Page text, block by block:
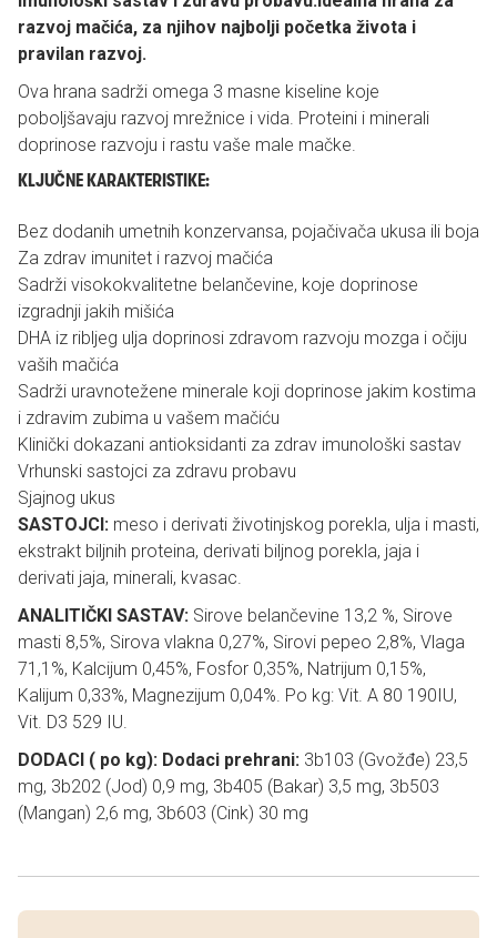
razvoj mačića, za njihov najbolji početka života i
pravilan razvoj.
Ova hrana sadrži omega 3 masne kiseline koje
poboljšavaju razvoj mrežnice i vida. Proteini i minerali
doprinose razvoju i rastu vaše male mačke.
KLJUČNE KARAKTERISTIKE:
Bez dodanih umetnih konzervansa, pojačivača ukusa ili boja
Za zdrav imunitet i razvoj mačića
Sadrži visokokvalitetne belančevine, koje doprinose
izgradnji jakih mišića
DHA iz ribljeg ulja doprinosi zdravom razvoju mozga i očiju
vaših mačića
Sadrži uravnotežene minerale koji doprinose jakim kostima
i zdravim zubima u vašem mačiću
Klinički dokazani antioksidanti za zdrav imunološki sastav
Vrhunski sastojci za zdravu probavu
Sjajnog ukus
SASTOJCI: meso i derivati životinjskog porekla, ulja i masti,
ekstrakt biljnih proteina, derivati biljnog porekla, jaja i
derivati jaja, minerali, kvasac.
ANALITIČKI SASTAV: Sirove belančevine 13,2 %, Sirove
masti 8,5%, Sirova vlakna 0,27%, Sirovi pepeo 2,8%, Vlaga
71,1%, Kalcijum 0,45%, Fosfor 0,35%, Natrijum 0,15%,
Kalijum 0,33%, Magnezijum 0,04%. Po kg: Vit. A 80 190IU,
Vit. D3 529 IU.
DODACI ( po kg): Dodaci prehrani: 3b103 (Gvožđe) 23,5
mg, 3b202 (Jod) 0,9 mg, 3b405 (Bakar) 3,5 mg, 3b503
(Mangan) 2,6 mg, 3b603 (Cink) 30 mg